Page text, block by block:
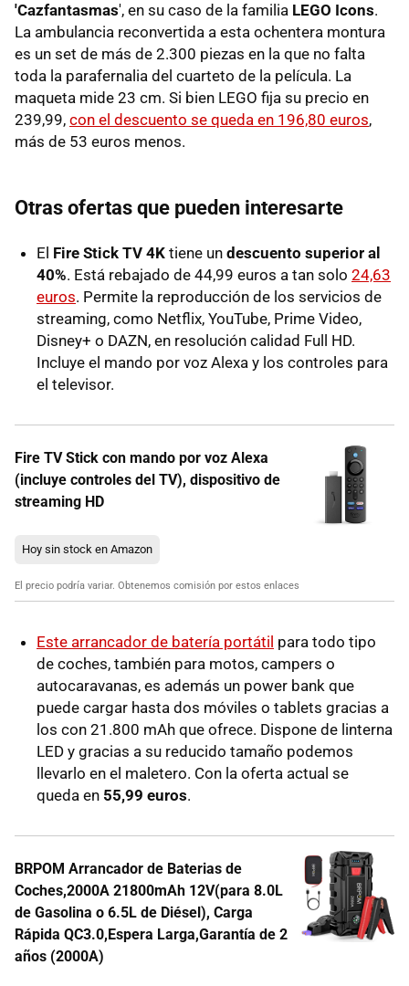
'Cazfantasmas', en su caso de la familia LEGO Icons.
La ambulancia reconvertida a esta ochentera montura
es un set de más de 2.300 piezas en la que no falta
toda la parafernalia del cuarteto de la película. La
maqueta mide 23 cm. Si bien LEGO fija su precio en
239,99, con el descuento se queda en 196,80 euros,
más de 53 euros menos.
Otras ofertas que pueden interesarte
El Fire Stick TV 4K tiene un descuento superior al
40%. Está rebajado de 44,99 euros a tan solo 24,63
euros. Permite la reproducción de los servicios de
streaming, como Netflix, YouTube, Prime Video,
Disney+ o DAZN, en resolución calidad Full HD.
Incluye el mando por voz Alexa y los controles para
el televisor.
Fire TV Stick con mando por voz Alexa
(incluye controles del TV), dispositivo de
streaming HD
Hoy sin stock en Amazon
El precio podría variar. Obtenemos comisión por estos enlaces
Este arrancador de batería portátil para todo tipo
de coches, también para motos, campers o
autocaravanas, es además un power bank que
puede cargar hasta dos móviles o tablets gracias a
los con 21.800 mAh que ofrece. Dispone de linterna
LED y gracias a su reducido tamaño podemos
llevarlo en el maletero. Con la oferta actual se
queda en 55,99 euros.
BRPOM Arrancador de Baterias de
Coches,2000A 21800mAh 12V(para 8.0L
de Gasolina o 6.5L de Diésel), Carga
Rápida QC3.0,Espera Larga,Garantía de 2
años (2000A)